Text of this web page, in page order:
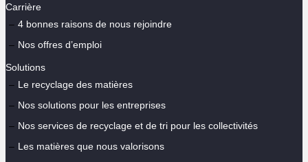
Carrière
4 bonnes raisons de nous rejoindre
Nos offres d’emploi
Solutions
Le recyclage des matières
Nos solutions pour les entreprises
Nos services de recyclage et de tri pour les collectivités
Les matières que nous valorisons